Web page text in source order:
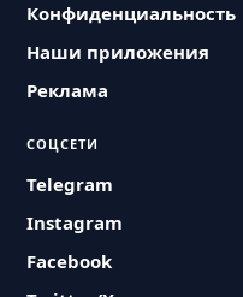
Конфиденциальность
Наши приложения
Реклама
СОЦСЕТИ
Telegram
Instagram
Facebook